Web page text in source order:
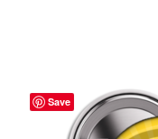
Save